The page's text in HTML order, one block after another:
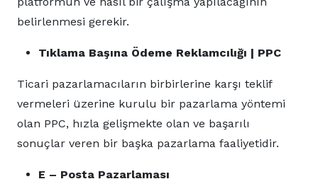
belirlenmesi gerekir.
Tıklama Başına Ödeme Reklamcılığı | PPC
Ticari pazarlamacıların birbirlerine karşı teklif
vermeleri üzerine kurulu bir pazarlama yöntemi
olan PPC, hızla gelişmekte olan ve başarılı
sonuçlar veren bir başka pazarlama faaliyetidir.
E – Posta Pazarlaması